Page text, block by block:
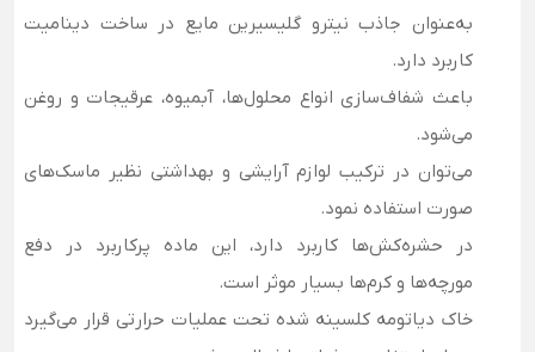
به‌عنوان جاذب نیترو گلیسیرین مایع در ساخت دینامیت
کاربرد دارد.
باعث شفاف‌سازی انواع محلول‌ها، آبمیوه، عرقیجات و روغن
می‌شود.
می‌توان در ترکیب لوازم آرایشی و بهداشتی نظیر ماسک‌های
صورت استفاده نمود.
در حشره‌کش‌ها کاربرد دارد، این ماده پرکاربرد در دفع
مورچه‌ها و کرم‌ها بسیار موثر است.
خاک دیاتومه کلسینه شده تحت عملیات حرارتی قرار می‌گیرد